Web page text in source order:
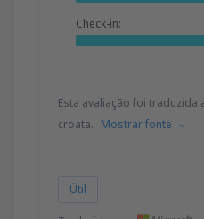
Check-in:
Esta avaliação foi traduzida
croata. Mostrar fonte
Útil